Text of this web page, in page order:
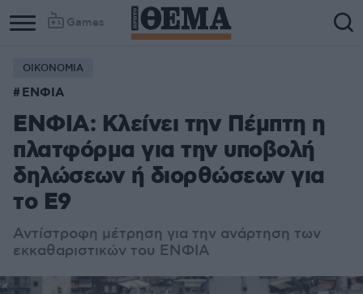
Games
ΟΙΚΟΝΟΜΙΑ
ΕΝΦΙΑ
ΕΝΦΙΑ: Κλείνει την Πέμπτη η
πλατφόρμα για την υποβολή
δηλώσεων ή διορθώσεων για
το Ε9
Αντίστροφη μέτρηση για την ανάρτηση των
εκκαθαριστικών του ΕΝΦΙΑ